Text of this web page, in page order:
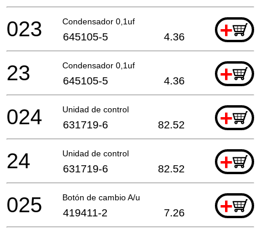
Condensador 0,1uf +
023 645105-5 4.36
Condensador 0,1uf +
23 645105-5 4.36
Unidad de control +
024 631719-6 82.52
Unidad de control +
24 631719-6 82.52
Botón de cambio A/u +
025 419411-2 7.26